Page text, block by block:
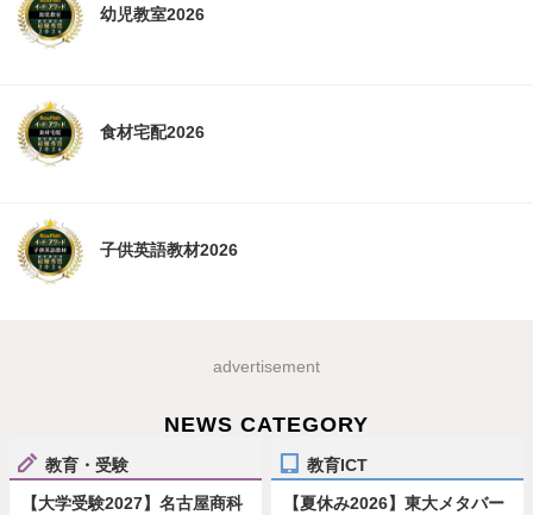
幼児教室2026
食材宅配2026
子供英語教材2026
advertisement
NEWS CATEGORY
教育・受験
【大学受験2027】名古屋商科
教育ICT
【夏休み2026】東大メタバー